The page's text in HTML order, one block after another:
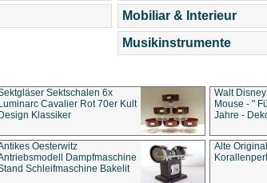
Mobiliar & Interieur
Musikinstrumente
Sektschalen 6x
Luminarc Cavalier Rot 70er Kult
Design Klassiker
Walt
Mouse - "
Jahre -
Oesterwitz
Dampfmaschine
Schleifmaschine Bakelit
Alte